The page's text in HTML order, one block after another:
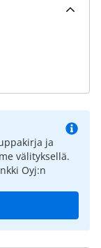
ja
välityksellä.
Oyj:n